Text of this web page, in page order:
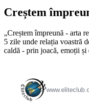
Creștem
„Creștem împreună - arta
5 zile unde relația voastră
caldă - prin joacă, emoții și